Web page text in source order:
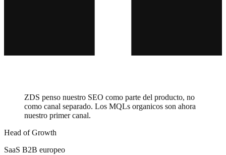
ZDS penso nuestro SEO como parte del producto, no
como canal separado. Los MQLs organicos son ahora
nuestro primer canal.
Head of Growth
SaaS B2B europeo